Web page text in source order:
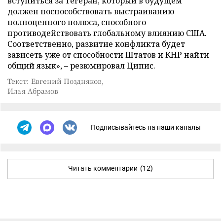
должен поспособствовать выстраиванию
полноценного полюса, способного
противодействовать глобальному влиянию США.
Соответственно, развитие конфликта будет
зависеть уже от способности Штатов и КНР найти
общий язык», – резюмировал Ципис.
Текст: Евгений Поздняков,
Илья Абрамов
Подписывайтесь на наши каналы
Читать комментарии (12)